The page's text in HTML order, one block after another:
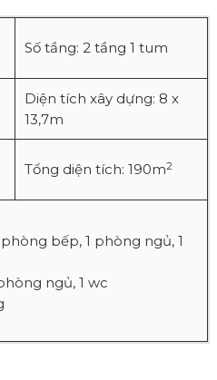
Số tầng: 2 tầng 1 tum
Diện tích xây dựng: 8 x
13,7m
Tổng diện tích: 190m2
bếp, 1 phòng ngủ, 1
ngủ, 1 wc